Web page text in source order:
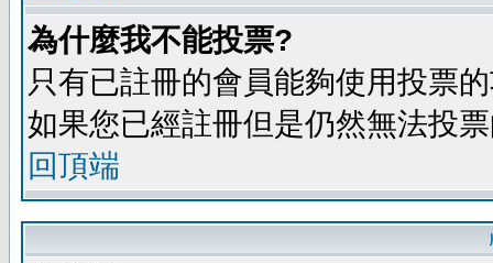
為什麼我不能投票?
只有已註冊的會員能夠使用投票
如果您已經註冊但是仍然無法投
回頂端